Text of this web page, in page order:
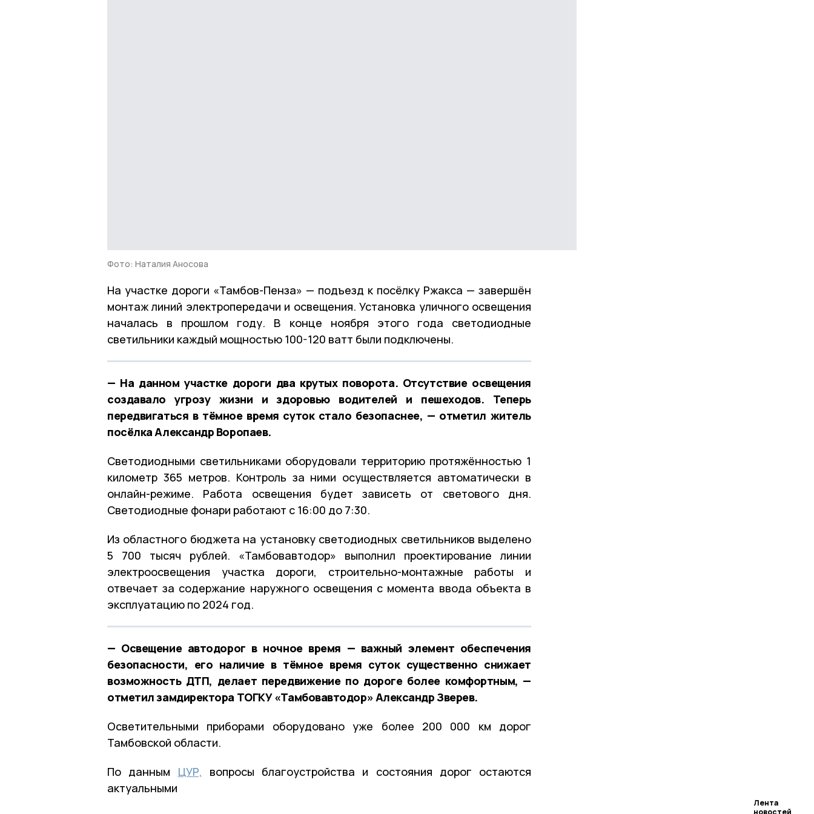
Лента
новостей
Фото: Наталия Аносова
На участке дороги «Тамбов-Пенза» — подъезд к посёлку Ржакса — завершён
монтаж линий электропередачи и освещения. Установка уличного освещения
началась в прошлом году. В конце ноября этого года светодиодные
светильники каждый мощностью 100-120 ватт были подключены.
— На данном участке дороги два крутых поворота. Отсутствие освещения
создавало угрозу жизни и здоровью водителей и пешеходов. Теперь
передвигаться в тёмное время суток стало безопаснее, — отметил житель
посёлка Александр Воропаев.
Светодиодными светильниками оборудовали территорию протяжённостью 1
километр 365 метров. Контроль за ними осуществляется автоматически в
онлайн-режиме. Работа освещения будет зависеть от светового дня.
Светодиодные фонари работают с 16:00 до 7:30.
Из областного бюджета на установку светодиодных светильников выделено
5 700 тысяч рублей. «Тамбовавтодор» выполнил проектирование линии
электроосвещения участка дороги, строительно-монтажные работы и
отвечает за содержание наружного освещения с момента ввода объекта в
эксплуатацию по 2024 год.
— Освещение автодорог в ночное время — важный элемент обеспечения
безопасности, его наличие в тёмное время суток существенно снижает
возможность ДТП, делает передвижение по дороге более комфортным, —
отметил замдиректора ТОГКУ «Тамбовавтодор» Александр Зверев.
Осветительными приборами оборудовано уже более 200 000 км дорог
Тамбовской области.
По данным ЦУР, вопросы благоустройства и состояния дорог остаются
актуальными